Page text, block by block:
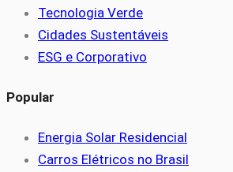
Tecnologia Verde
Cidades Sustentáveis
ESG e Corporativo
Popular
Energia Solar Residencial
Carros Elétricos no Brasil